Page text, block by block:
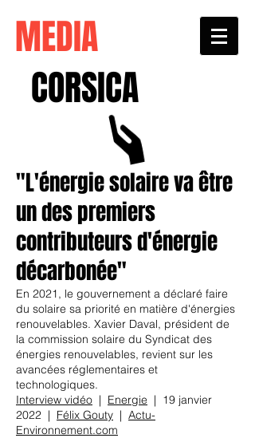
MEDIA
CORSICA
"L'énergie solaire va être
un des premiers
contributeurs d'énergie
décarbonée"
En 2021, le gouvernement a déclaré faire
du solaire sa priorité en matière d'énergies
renouvelables. Xavier Daval, président de
la commission solaire du Syndicat des
énergies renouvelables, revient sur les
avancées réglementaires et
technologiques.
Interview vidéo | Energie | 19 janvier
2022 | Félix Gouty | Actu-
Environnement.com